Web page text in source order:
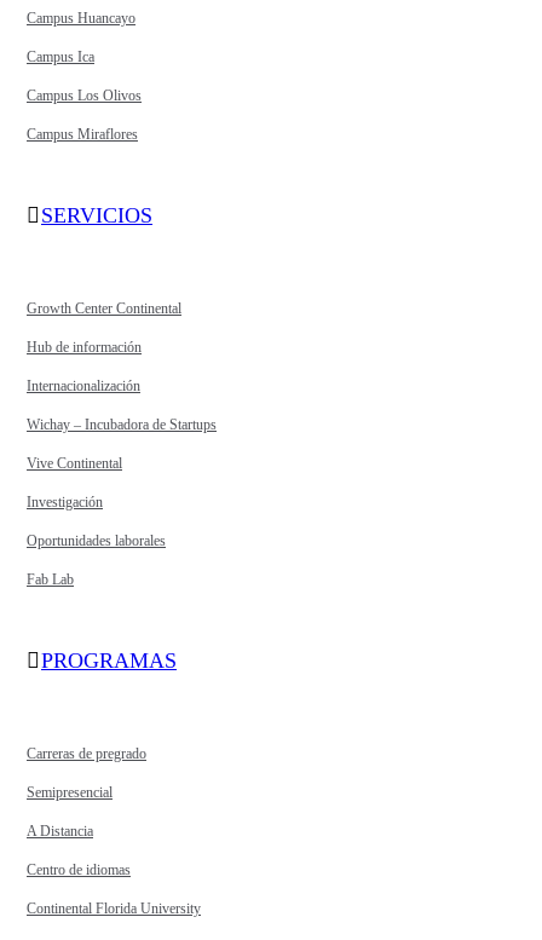
Campus Huancayo
Campus Ica
Campus Los Olivos
Campus Miraflores
SERVICIOS
Growth Center Continental
Hub de información
Internacionalización
Wichay – Incubadora de Startups
Vive Continental
Investigación
Oportunidades laborales
Fab Lab
PROGRAMAS
Carreras de pregrado
Semipresencial
A Distancia
Centro de idiomas
Continental Florida University